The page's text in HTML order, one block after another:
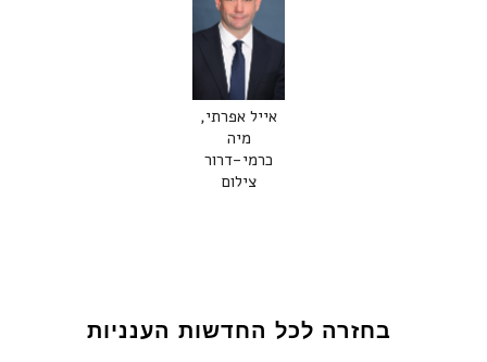
אייל אפרתי,
מיה
כרמי-דרור
צילום
בחזרה לכל החדשות הענניות